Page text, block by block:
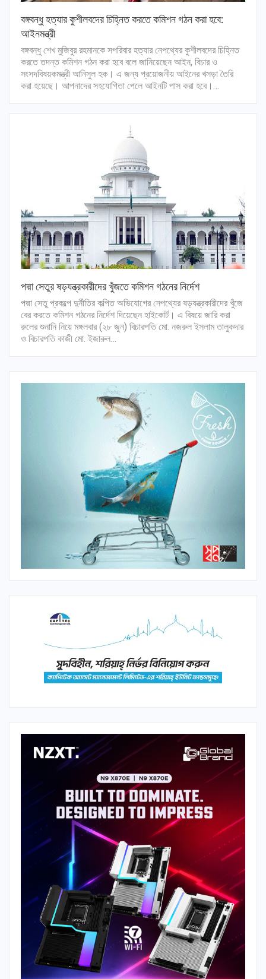
বঙ্গবন্ধু হত্যার কুশীলবদের চিহ্নিত করতে কমিশন গঠন করা হবে:
আইনমন্ত্রী
বঙ্গবন্ধু শেখ মুজিবুর রহমানকে সপরিবার হত্যার নেপথ্যের কুশীলবদের চিহ্নিত
করতে তদন্ত কমিশন গঠন করা হবে বলে জানিয়েছেন আইন, বিচার ও
সংসদবিষয়কমন্ত্রী আনিসুল হক। এ জন্য প্রয়োজনীয় আইনের খসড়া তৈরি
করা হয়েছে। আপনাদের সহযোগিতা পেলে আইনটি পাস করা হবে।…
পদ্মা সেতুর ষড়যন্ত্রকারীদের খুঁজতে কমিশন গঠনের নির্দেশ
পদ্মা সেতু প্রকল্পে দুর্নীতির কল্পিত অভিযোগের নেপথ্যের ষড়যন্ত্রকারীদের খুঁজে
বের করতে কমিশন গঠনের নির্দেশ দিয়েছেন হাইকোর্ট। এ বিষয়ে জারি করা
রুলের শুনানি নিয়ে মঙ্গলবার (২৮ জুন) বিচারপতি মো. নজরুল ইসলাম তালুকদার
ও বিচারপতি কাজী মো. ইজারুল…